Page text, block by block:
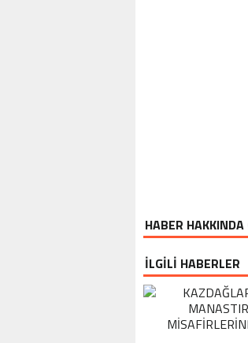
HABER
İLGİLİ HABERLER